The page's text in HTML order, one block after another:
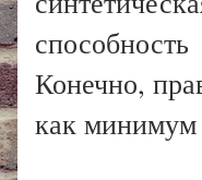
Конечно,
как минимум